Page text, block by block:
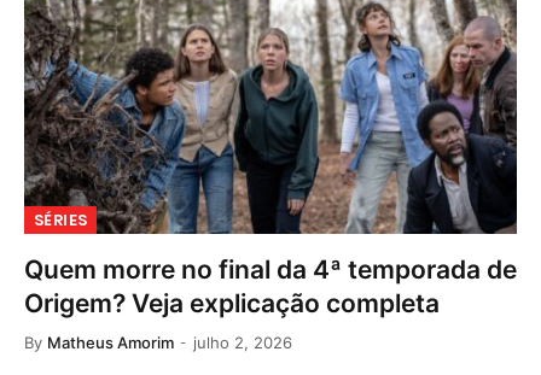
SÉRIES
Quem morre no final da 4ª temporada de
Origem? Veja explicação completa
By Matheus Amorim julho 2, 2026